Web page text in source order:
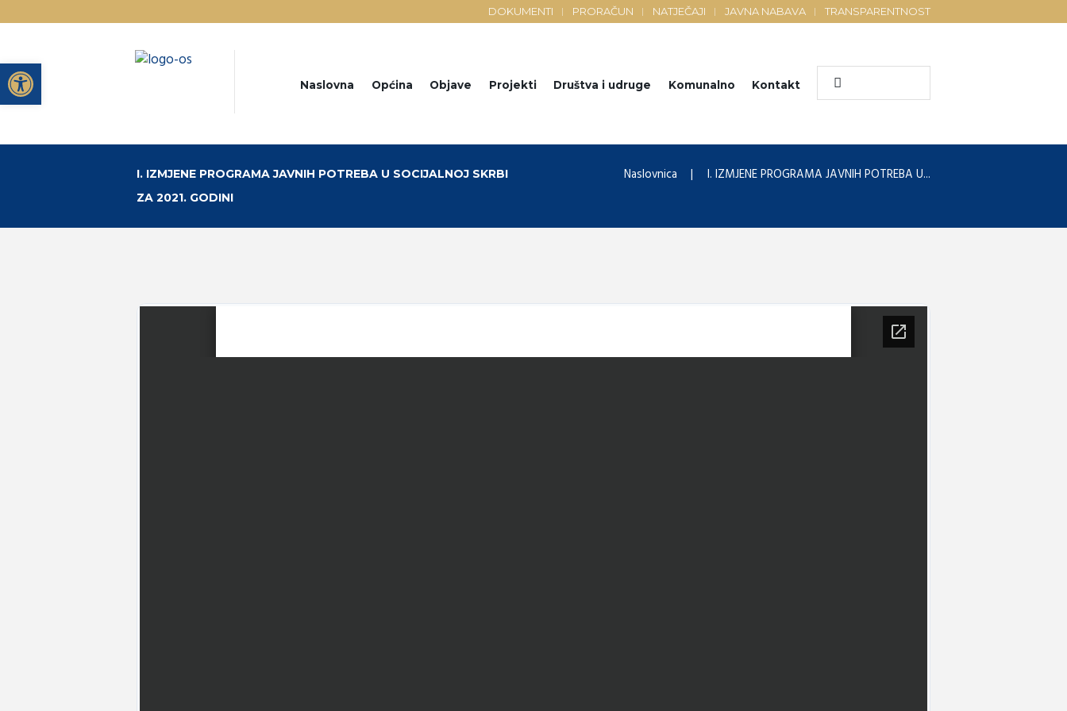
DOKUMENTI PRORAČUN NATJEČAJI JAVNA NABAVA TRANSPARENTNOST
Naslovna Općina Objave Projekti Društva i udruge Komunalno Kontakt
I. IZMJENE PROGRAMA JAVNIH POTREBA U SOCIJALNOJ SKRBI
ZA 2021. GODINI
Naslovnica I. IZMJENE PROGRAMA JAVNIH POTREBA U...
Open toolbar